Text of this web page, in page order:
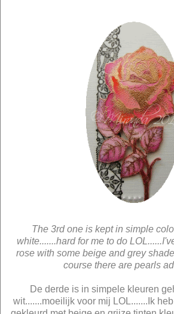
The 3rd one is kept in simple
white.......hard for me to do
rose with some beige and grey
course there are pearls
De derde is in simpele kleuren
wit.......moeilijk voor mij LOL.......Ik